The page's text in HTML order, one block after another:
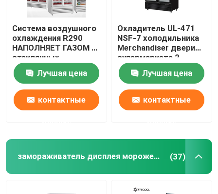
Refrigerated случай гастронома
Стеклянные Merchandisers двери
замораживатель дисплея мороженого
Система воздушного
охлаждения R290
НАПОЛНЯЕТ ГАЗОМ 2
стеклянных
Merchandisers 1170L
двери Лучшая цена
контактные
Охладитель UL-471
NSF-7 холодильника
Merchandiser двери
супермаркета 2
стеклянный
Лучшая цена
контактные
замораживатель дисплея мороженого (37)